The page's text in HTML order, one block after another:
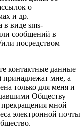
о
и др.
в виде sms-
сообщений в
посредством
контактные данные
принадлежат мне, а
только для меня и
давшими Обществу
прекращения мной
электронной